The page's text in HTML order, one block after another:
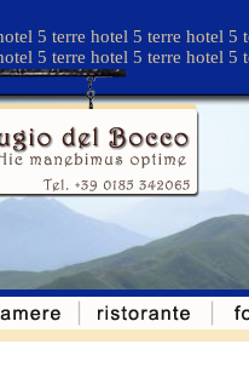
5 terre hotel 5 terre hotel
5 terre hotel 5 terre hotel 5